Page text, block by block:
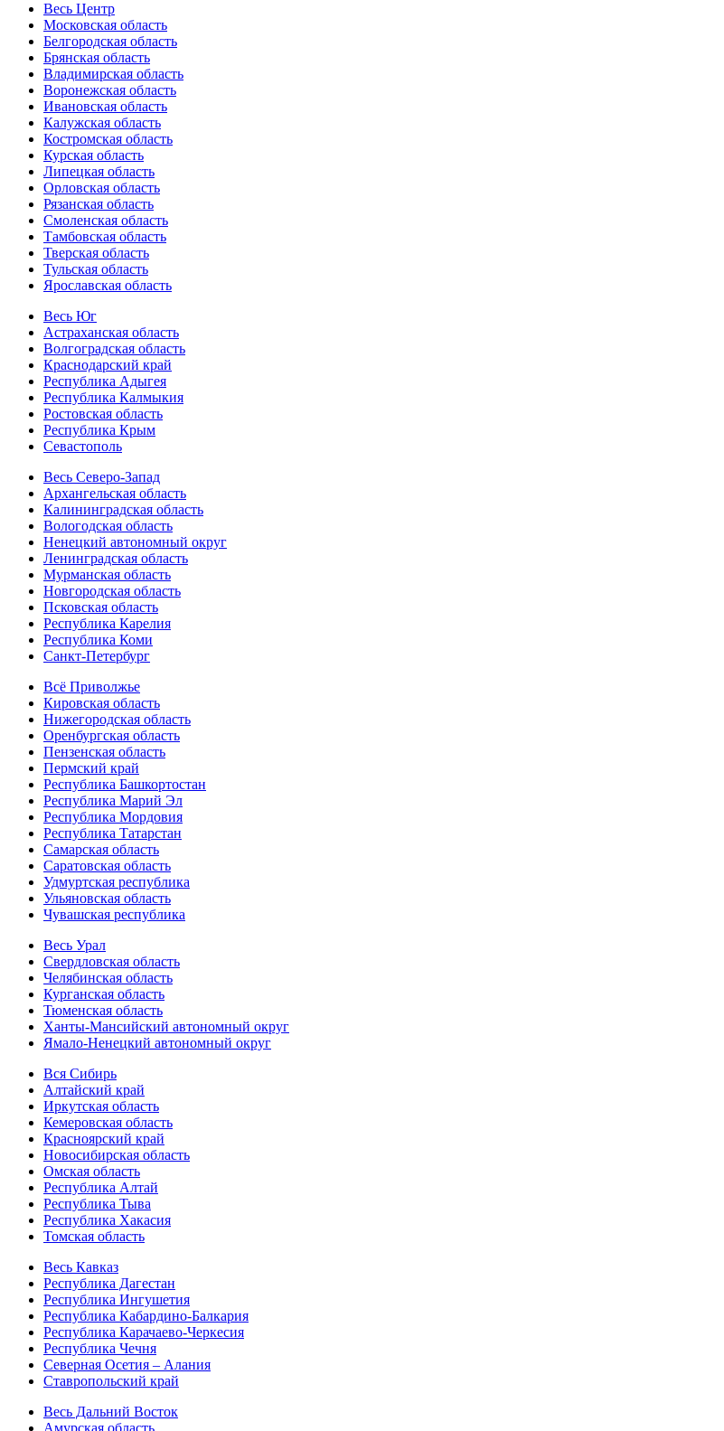
Весь Центр
Московская область
Белгородская область
Брянская область
Владимирская область
Воронежская область
Ивановская область
Калужская область
Костромская область
Курская область
Липецкая область
Орловская область
Рязанская область
Смоленская область
Тамбовская область
Тверская область
Тульская область
Ярославская область
Весь Юг
Астраханская область
Волгоградская область
Краснодарский край
Республика Адыгея
Республика Калмыкия
Ростовская область
Республика Крым
Севастополь
Весь Северо-Запад
Архангельская область
Калининградская область
Вологодская область
Ненецкий автономный округ
Ленинградская область
Мурманская область
Новгородская область
Псковская область
Республика Карелия
Республика Коми
Санкт-Петербург
Всё Приволжье
Кировская область
Нижегородская область
Оренбургская область
Пензенская область
Пермский край
Республика Башкортостан
Республика Марий Эл
Республика Мордовия
Республика Татарстан
Самарская область
Саратовская область
Удмуртская республика
Ульяновская область
Чувашская республика
Весь Урал
Свердловская область
Челябинская область
Курганская область
Тюменская область
Ханты-Мансийский автономный округ
Ямало-Ненецкий автономный округ
Вся Сибирь
Алтайский край
Иркутская область
Кемеровская область
Красноярский край
Новосибирская область
Омская область
Республика Алтай
Республика Тыва
Республика Хакасия
Томская область
Весь Кавказ
Республика Дагестан
Республика Ингушетия
Республика Кабардино-Балкария
Республика Карачаево-Черкесия
Республика Чечня
Северная Осетия – Алания
Ставропольский край
Весь Дальний Восток
Амурская область